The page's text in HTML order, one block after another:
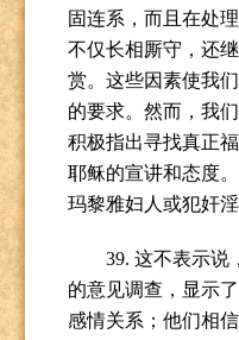
固连系，而且在处
不仅长相厮守，还
赏。这些因素使我
的要求。然而，我
积极指出寻找真正
耶稣的宣讲和态度
玛黎雅妇人或犯奸淫
39. 这不表示说
的意见调查，显示
感情关系；他们相